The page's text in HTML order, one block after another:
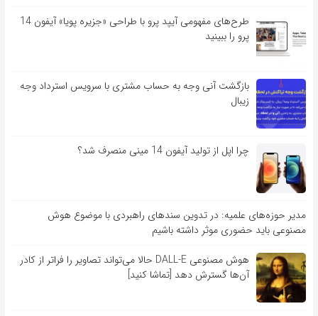
طرح‌های مفهومی آیپد پرو با طراحی «جزیره پویا» آیفون 14
پرو را ببینید
بازگشت آنی وجه به حساب مشتری با سرویس استرداد وجه
زیبال
چرا اپل از تولید آیفون 14 مینی منصرف شد؟
مدیر حوزه‌های علمیه: در تدوین سندهای راهبردی با موضوع هوش
مصنوعی باید حضوری موثر داشته باشیم
هوش مصنوعی DALL-E حالا می‌تواند تصاویر را فراتر از کادر
آن‌ها گسترش دهد [تماشا کنید]